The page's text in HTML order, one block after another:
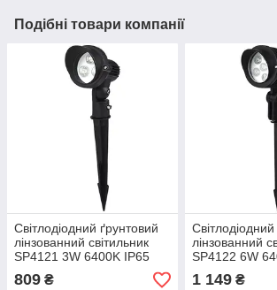
Подібні товари компанії
Світлодіодний ґрунтовий
лінзованний світильник
SP4121 3W 6400K IP65
Код.58884
809 ₴
лінзованний
SP4122 6W
Код.58886
1 149₴